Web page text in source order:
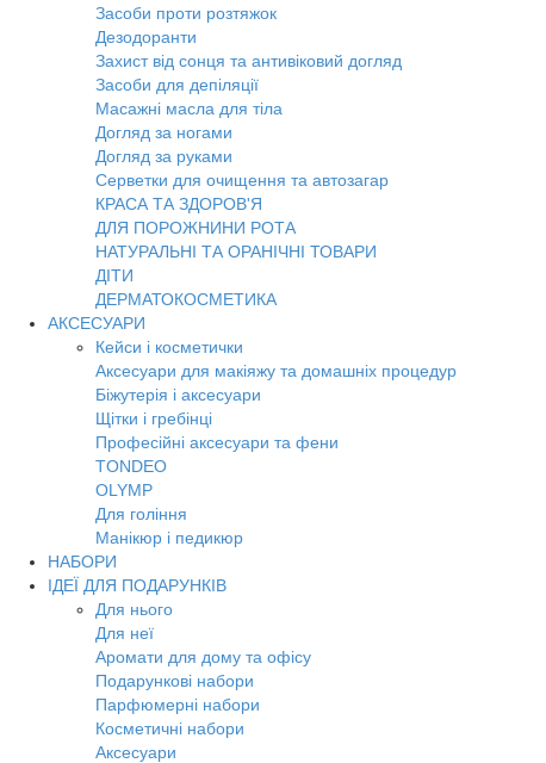
Засоби проти розтяжок
Дезодоранти
Захист від сонця та антивіковий догляд
Засоби для депіляції
Масажні масла для тіла
Догляд за ногами
Догляд за руками
Серветки для очищення та автозагар
КРАСА ТА ЗДОРОВ'Я
ДЛЯ ПОРОЖНИНИ РОТА
НАТУРАЛЬНІ ТА ОРАНІЧНІ ТОВАРИ
ДІТИ
ДЕРМАТОКОСМЕТИКА
АКСЕСУАРИ
Кейси і косметички
Аксесуари для макіяжу та домашніх процедур
Біжутерія і аксесуари
Щітки і гребінці
Професійні аксесуари та фени
TONDEO
OLYMP
Для гоління
Манікюр і педикюр
НАБОРИ
ІДЕЇ ДЛЯ ПОДАРУНКІВ
Для нього
Для неї
Аромати для дому та офісу
Подарункові набори
Парфюмерні набори
Косметичні набори
Аксесуари